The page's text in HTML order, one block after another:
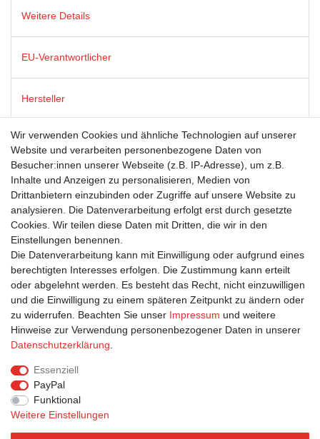
Weitere Details
EU-Verantwortlicher
Hersteller
Postkarten von modern times zeichnen sich durch satte Farben,
beste Bildqualität und stabiles 365g Algro Design-Papier aus.
Suchbegriffe
Jugendfrei| Alkohol|Kunst|Musik |Schwarz-Weiß|Tanzen
Mann|International|Bär
Bestellung widerrufen
Wir verwenden Cookies und ähnliche Technologien auf unserer
Website und verarbeiten personenbezogene Daten von
Besucher:innen unserer Webseite (z.B. IP-Adresse), um z.B.
Inhalte und Anzeigen zu personalisieren, Medien von
Drittanbietern einzubinden oder Zugriffe auf unsere Website zu
analysieren. Die Datenverarbeitung erfolgt erst durch gesetzte
Cookies. Wir teilen diese Daten mit Dritten, die wir in den
Einstellungen benennen.
Die Datenverarbeitung kann mit Einwilligung oder aufgrund eines
berechtigten Interesses erfolgen. Die Zustimmung kann erteilt
oder abgelehnt werden. Es besteht das Recht, nicht einzuwilligen
und die Einwilligung zu einem späteren Zeitpunkt zu ändern oder
zu widerrufen. Beachten Sie unser Impressum und weitere
Hinweise zur Verwendung personenbezogener Daten in unserer
Daten­schutz­erklärung
Essenziell
PayPal
Funktional
Weitere Einstellungen